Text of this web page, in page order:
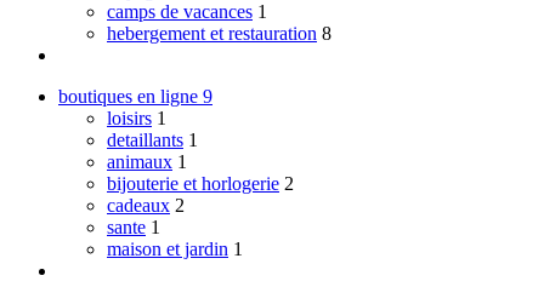
camps de vacances 1
hebergement et restauration 8
boutiques en ligne 9
loisirs 1
detaillants 1
animaux 1
bijouterie et horlogerie 2
cadeaux 2
sante 1
maison et jardin 1